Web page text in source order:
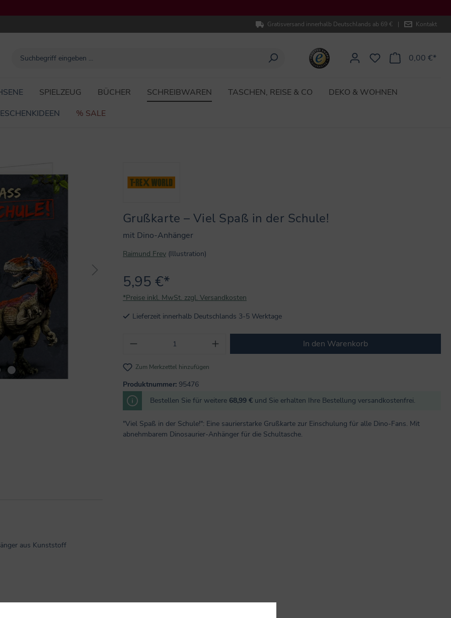
Gratisversand innerhalb Deutschlands ab 69 € | Kontakt
0,00 €*
SPIELZEUG BÜCHER SCHREIBWAREN TASCHEN, REISE & CO
DEKO & WOHNEN
% SALE
Grußkarte – Viel Spaß in der Schule!
mit Dino-Anhänger
Raimund Frey (Illustration)
5,95 €*
*Preise inkl. MwSt. zzgl. Versandkosten
Lieferzeit innerhalb Deutschlands 3-5 Werktage
Produkt Anzahl: Gib den gewünschten Wert ein oder
In den Warenkorb
Zum Merkzettel hinzufügen
Produktnummer: 95476
Bestellen Sie für weitere 68,99 € und Sie erhalten Ihre Bestellung versandkostenfrei.
"Viel Spaß in der Schule!": Eine saurierstarke Grußkarte zur Einschulung für alle Dino-Fans. Mit
abnehmbarem Dinosaurier-Anhänger für die Schultasche.
aus Kunststoff